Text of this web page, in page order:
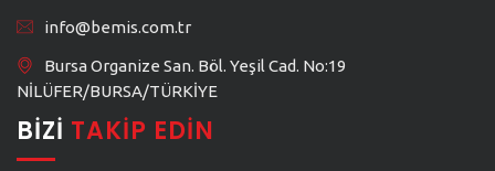
info@bemis.com.tr
Bursa Organize San. Böl. Yeşil Cad. No:19
NİLÜFER/BURSA/TÜRKİYE
BIZI TAKIP EDIN